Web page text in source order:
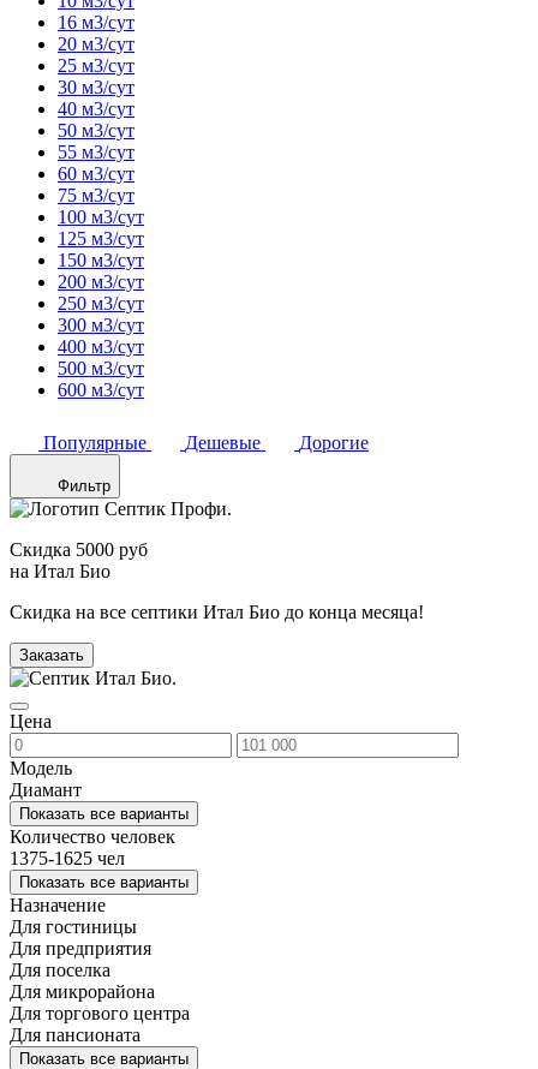
16 м3/сут
20 м3/сут
25 м3/сут
30 м3/сут
40 м3/сут
50 м3/сут
55 м3/сут
60 м3/сут
75 м3/сут
100 м3/сут
125 м3/сут
150 м3/сут
200 м3/сут
250 м3/сут
300 м3/сут
400 м3/сут
500 м3/сут
600 м3/сут
Популярные Дешевые Дорогие
Фильтр
Скидка 5000 руб
на Итал Био
Скидка на все септики Итал Био до конца месяца!
Заказать
Цена
Модель
Диамант
Показать все варианты
Количество человек
1375-1625 чел
Показать все варианты
Назначение
Для гостиницы
Для предприятия
Для поселка
Для микрорайона
Для торгового центра
Для пансионата
Показать все варианты